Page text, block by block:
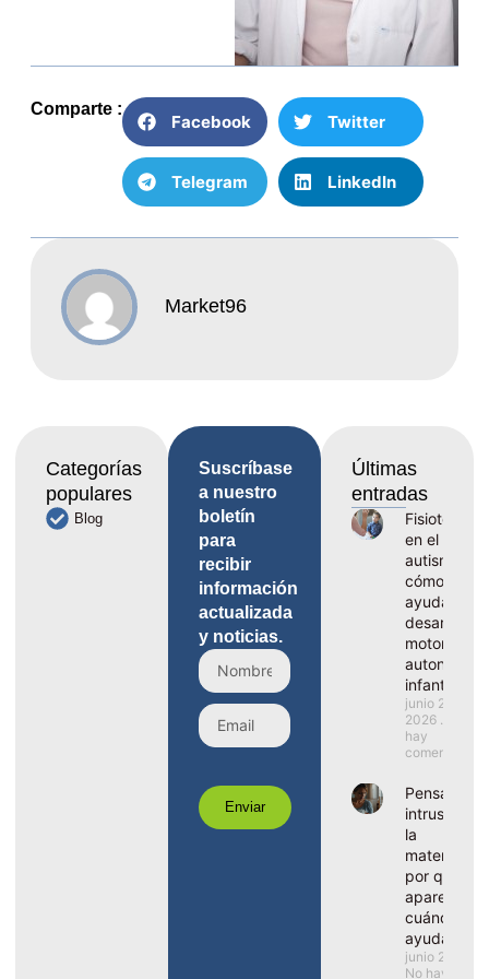
Comparte :
Facebook Twitter
Telegram LinkedIn
Market96
Categorías
populares
Blog
Suscríbase
a nuestro
boletín
para
recibir
información
actualizada
y noticias.
Enviar
Últimas
entradas
Fisioterapia
en el
autismo,
cómo
ayuda al
desarrollo
motor y la
autonomía
infantil
junio 29,
2026
hay
comentarios
intrusivos
la
por qué
aparecen y
cuándo
ayuda
junio 22,
No hay